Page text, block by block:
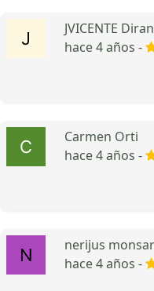
JVICENTE
hace 4 años -
Carmen Orti
hace 4 años -
nerijus
hace 4 años -